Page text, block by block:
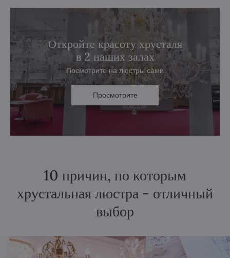
Откройте красоту хрусталя
в 2 наших залах
Посмотрите на люстры сами
Просмотрите
10 причин, по которым
хрустальная люстра - отличный
выбор